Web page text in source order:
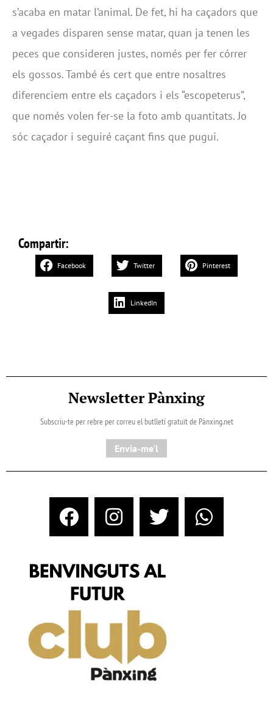
s’acaba en matar l’animal. De fet, hi ha caçadors que
a vegades disparen sense matar, quan ja tenen les
peces que consideren justes, només per fer córrer
els gossos. També és cert que entre nosaltres
diferenciem entre els caçadors i els “escopeterus”,
que només volen fer-se la foto amb quantitats. Jo
sóc caçador i seguiré caçant fins que pugui.
Compartir:
Facebook Twitter Pinterest
LinkedIn
Newsletter Pànxing
Subscriu-te per rebre per correu el butlletí gratuït de Pànxing.net​
Envia-me'l